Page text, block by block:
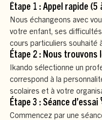
Étape 1 : Appel rapide (5
Nous échangeons avec
votre enfant, ses
cours particuliers souhaité
Étape 2 : Nous trouvons
Ikando sélectionne un
correspond à la
scolaires et à votre
Étape 3 : Séance d’essai
Commencez par une